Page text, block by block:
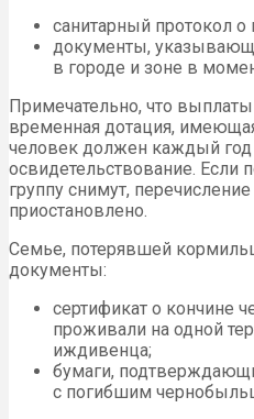
санитарный протокол о
документы,
в городе и зоне в
Примечательно, что
временная дотация,
человек должен каждый
освидетельствование.
группу снимут,
приостановлено.
Семье, потерявшей
документы:
сертификат о кончине
проживали на одной
иждивенца;
бумаги,
с погибшим